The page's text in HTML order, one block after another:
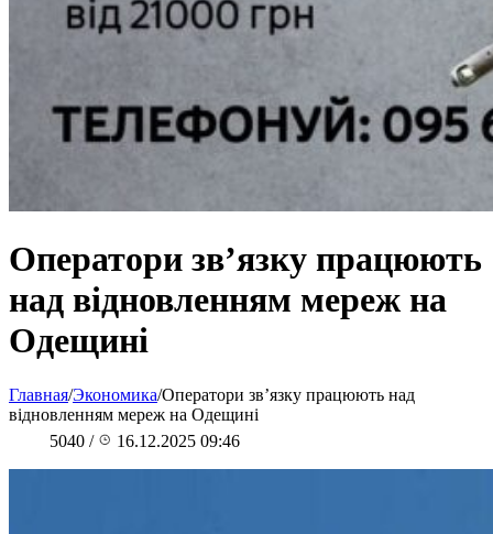
Оператори зв’язку працюють
над відновленням мереж на
Одещині
Главная/Экономика/Оператори зв’язку працюють над
відновленням мереж на Одещині
5040 / 16.12.2025 09:46